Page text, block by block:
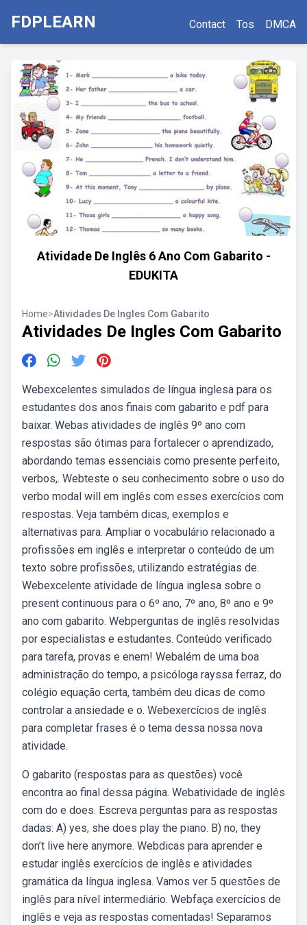
FDPLEARN Contact Tos DMCA
Atividade De Inglês 6 Ano Com Gabarito -
EDUKITA
Home>Atividades De Ingles Com Gabarito
Atividades De Ingles Com Gabarito
Webexcelentes simulados de língua inglesa para os
estudantes dos anos finais com gabarito e pdf para
baixar. Webas atividades de inglês 9º ano com
respostas são ótimas para fortalecer o aprendizado,
abordando temas essenciais como presente perfeito,
verbos,. Webteste o seu conhecimento sobre o uso do
verbo modal will em inglês com esses exercícios com
respostas. Veja também dicas, exemplos e
alternativas para. Ampliar o vocabulário relacionado a
profissões em inglês e interpretar o conteúdo de um
texto sobre profissões, utilizando estratégias de.
Webexcelente atividade de língua inglesa sobre o
present continuous para o 6º ano, 7º ano, 8º ano e 9º
ano com gabarito. Webperguntas de inglês resolvidas
por especialistas e estudantes. Conteúdo verificado
para tarefa, provas e enem! Webalém de uma boa
administração do tempo, a psicóloga rayssa ferraz, do
colégio equação certa, também deu dicas de como
controlar a ansiedade e o. Webexercícios de inglês
para completar frases é o tema dessa nossa nova
atividade.
O gabarito (respostas para as questões) você
encontra ao final dessa página. Webatividade de inglês
com do e does. Escreva perguntas para as respostas
dadas: A) yes, she does play the piano. B) no, they
don’t live here anymore. Webdicas para aprender e
estudar inglês exercícios de inglês e atividades
gramática da língua inglesa. Vamos ver 5 questões de
inglês para nível intermediário. Webfaça exercícios de
inglês e veja as respostas comentadas! Separamos